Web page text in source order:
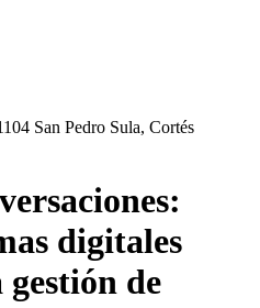
San Pedro Sula, Cortés
digitales
de